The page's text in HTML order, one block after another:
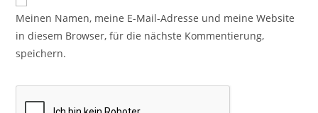
Meinen Namen, meine E-Mail-Adresse und meine Website
in diesem Browser, für die nächste Kommentierung,
speichern.